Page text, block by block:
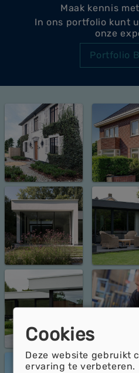
Maak kennis
In ons portfolio kunt
onze
Portfolio
Cookies
Deze website gebruikt
ervaring te verbeteren.